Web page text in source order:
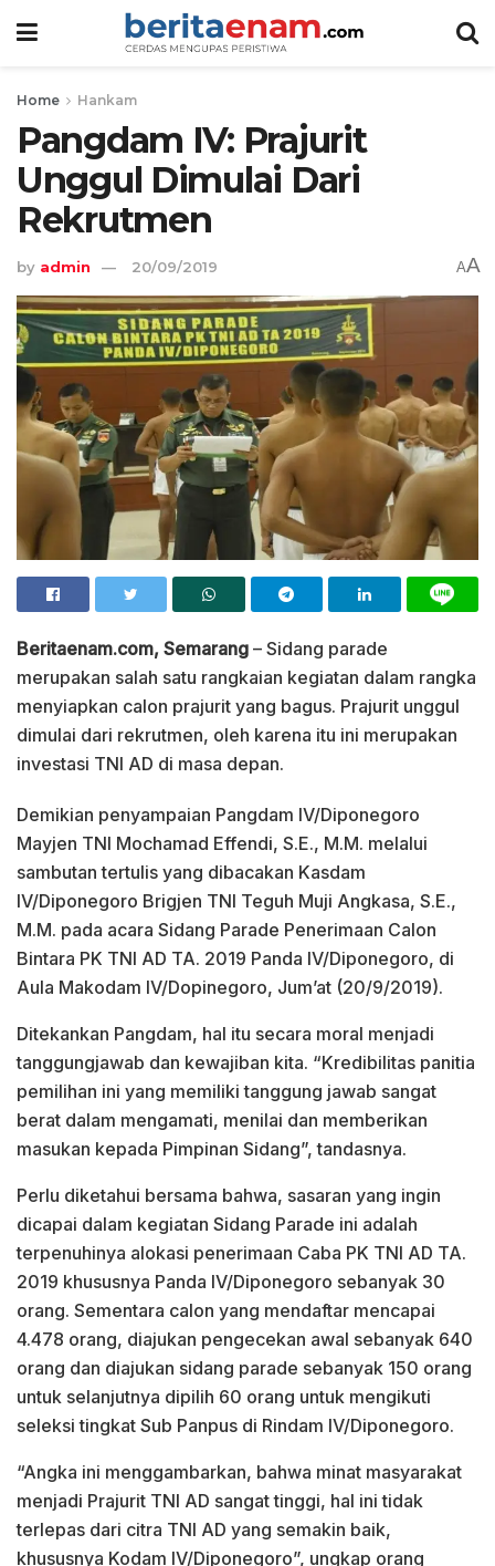
Home Hankam
Pangdam IV: Prajurit
Unggul Dimulai Dari
Rekrutmen
by admin 20/09/2019 AA
Beritaenam.com, Semarang – Sidang parade
merupakan salah satu rangkaian kegiatan dalam rangka
menyiapkan calon prajurit yang bagus. Prajurit unggul
dimulai dari rekrutmen, oleh karena itu ini merupakan
investasi TNI AD di masa depan.
Demikian penyampaian Pangdam IV/Diponegoro
Mayjen TNI Mochamad Effendi, S.E., M.M. melalui
sambutan tertulis yang dibacakan Kasdam
IV/Diponegoro Brigjen TNI Teguh Muji Angkasa, S.E.,
M.M. pada acara Sidang Parade Penerimaan Calon
Bintara PK TNI AD TA. 2019 Panda IV/Diponegoro, di
Aula Makodam IV/Dopinegoro, Jum’at (20/9/2019).
Ditekankan Pangdam, hal itu secara moral menjadi
tanggungjawab dan kewajiban kita. “Kredibilitas panitia
pemilihan ini yang memiliki tanggung jawab sangat
berat dalam mengamati, menilai dan memberikan
masukan kepada Pimpinan Sidang”, tandasnya.
Perlu diketahui bersama bahwa, sasaran yang ingin
dicapai dalam kegiatan Sidang Parade ini adalah
terpenuhinya alokasi penerimaan Caba PK TNI AD TA.
2019 khususnya Panda IV/Diponegoro sebanyak 30
orang. Sementara calon yang mendaftar mencapai
4.478 orang, diajukan pengecekan awal sebanyak 640
orang dan diajukan sidang parade sebanyak 150 orang
untuk selanjutnya dipilih 60 orang untuk mengikuti
seleksi tingkat Sub Panpus di Rindam IV/Diponegoro.
“Angka ini menggambarkan, bahwa minat masyarakat
menjadi Prajurit TNI AD sangat tinggi, hal ini tidak
terlepas dari citra TNI AD yang semakin baik,
khususnya Kodam IV/Diponegoro”, ungkap orang